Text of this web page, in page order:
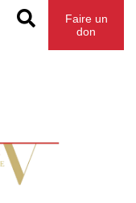
Faire un
don
DE TV